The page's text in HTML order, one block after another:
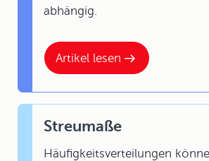
Artikel lesen
abhängig.
Streumaße
Häufigkeitsverteilungen